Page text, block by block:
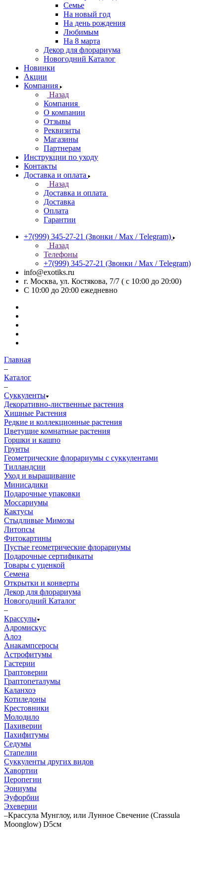
Семье
На новый год
На день рождения
Любимым
На 8 марта
Декор для флорариума
Новогодний Каталог
Новинки
Акции
Компания
Назад
Компания
О компании
Отзывы
Реквизиты
Магазины
Партнерам
Инструкции по уходу
Контакты
Доставка и оплата
Назад
Доставка и оплата
Доставка
Оплата
Гарантии
+7(999) 345-27-21 (Звонки / Max / Telegram)
Назад
Телефоны
+7(999) 345-27-21 (Звонки / Max / Telegram)
info@exotiks.ru
г. Москва, ул. Костякова, 7/7 ( с 10:00 до 20:00)
С 10:00 до 20:00 ежедневно
Главная
–
Каталог
–
Суккуленты
Декоративно-лиственные растения
Хищные Растения
Редкие и коллекционные растения
Цветущие комнатные растения
Горшки и кашпо
Грунты
Геометрические флорариумы с суккулентами
Тилландсии
Уход и выращивание
Минисадики
Подарочные упаковки
Моссариумы
Кактусы
Стыдливые Мимозы
Литопсы
Фитокартины
Пустые геометрические флорариумы
Подарочные сертификаты
Товары с уценкой
Семена
Открытки и конверты
Декор для флорариума
Новогодний Каталог
–
Крассулы
Адромискус
Алоэ
Анакампсеросы
Астрофитумы
Гастерии
Граптоверии
Граптопеталумы
Каланхоэ
Котиледоны
Крестовники
Молодило
Пахиверии
Пахифитумы
Седумы
Стапелии
Суккуленты других видов
Хавортии
Церопегии
Эониумы
Эуфорбии
Эхеверии
–Крассула Мунглоу, или Лунное Свечение (Crassula
Moonglow) D5cм